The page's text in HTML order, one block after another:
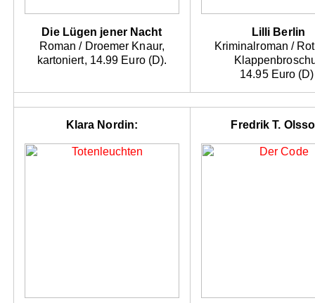
Die Lügen jener Nacht
Roman / Droemer Knaur,
kartoniert, 14.99 Euro (D).
Lilli Berlin
Kriminalroman /
14.95 Euro
Klara Nordin: Fredrik T.